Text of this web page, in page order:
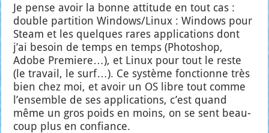
Je pense avoir la bonne atti­tude en tout cas :
double par­ti­tion Windows/Linux : Win­dows pour
Steam et les quelques rares appli­ca­tions dont
j’ai besoin de temps en temps (Pho­to­shop,
Adobe Pre­miere…), et Linux pour tout le reste
(le tra­vail, le surf…). Ce sys­tème fonc­tionne très
bien chez moi, et avoir un OS libre tout comme
l’en­semble de ses appli­ca­tions, c’est quand
même un gros poids en moins, on se sent beau­
coup plus en confiance.